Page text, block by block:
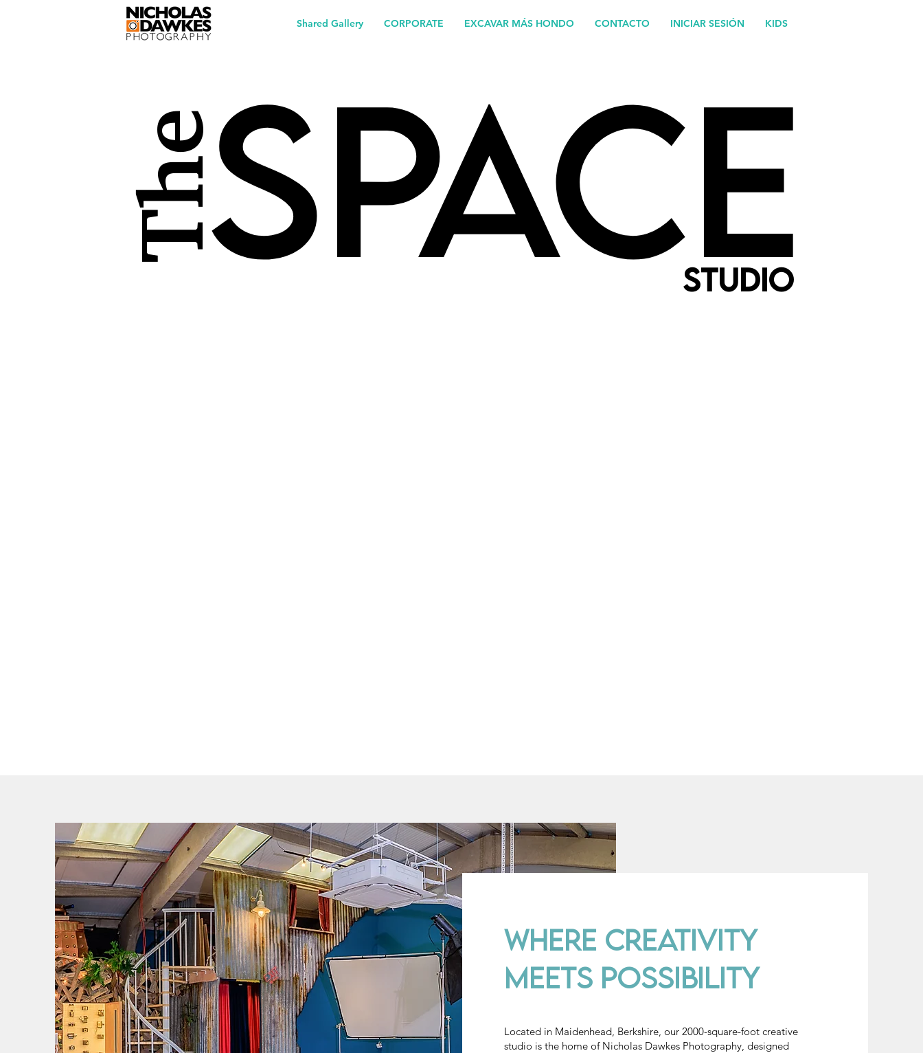
Shared Gallery CORPORATE EXCAVAR MÁS HONDO CONTACTO INICIAR SESIÓN KIDS
SPACE
SPACE
The
STUDIO
Where Creativity
Meets Possibility
Located in Maidenhead, Berkshire, our 2000-square-foot creative
studio is the home of Nicholas Dawkes Photography, designed